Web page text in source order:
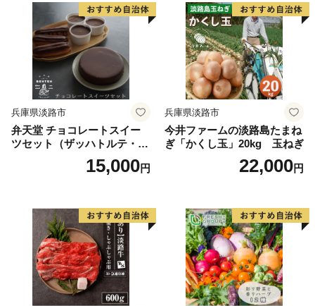
兵庫県淡路市
弁天堂 チョコレートスイー
ツセット（ザッハトルテ・エ
クレア・チョコレートムー
15,000円
兵庫県淡路市
今井ファームの淡路島たまね
ぎ「かくし玉」20kg 玉ねぎ
22,000円